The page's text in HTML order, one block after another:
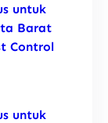
untuk
Barat
Control
untuk